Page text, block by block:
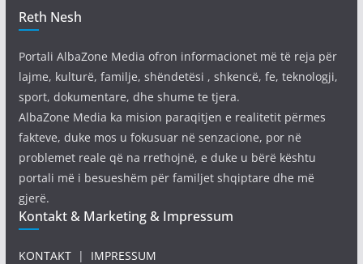
Reth Nesh
Portali AlbaZone Media ofron informacionet më të reja për
lajme, kulturë, familje, shëndetësi , shkencë, fe, teknologji,
sport, dokumentare, dhe shume te tjera.
AlbaZone Media ka mision paraqitjen e realitetit përmes
fakteve, duke mos u fokusuar në senzacione, por në
problemet reale që na rrethojnë, e duke u bërë kështu
portali më i besueshëm për familjet shqiptare dhe më
gjerë.
Kontakt & Marketing & Impressum
KONTAKT| IMPRESSUM